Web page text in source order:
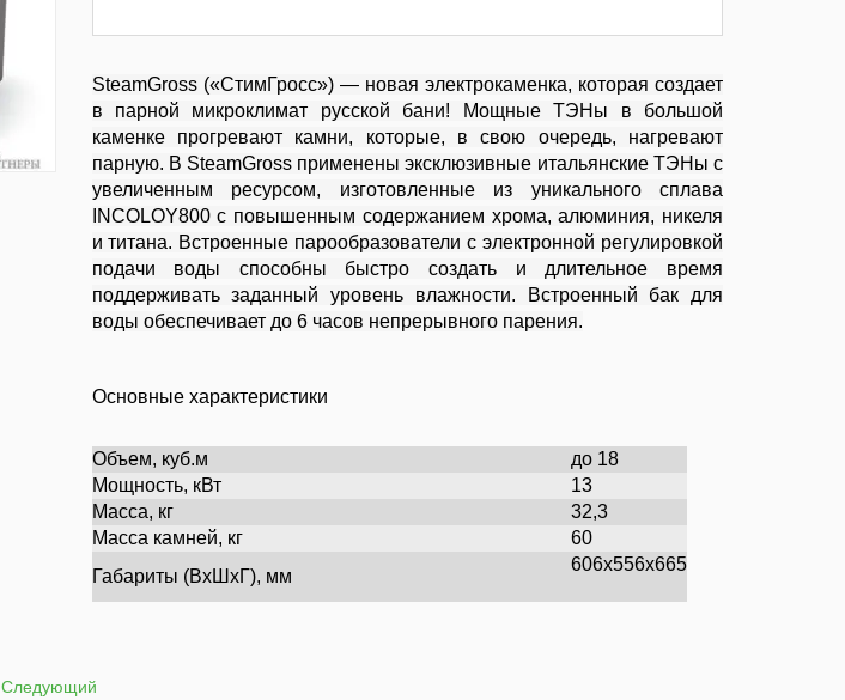
SteamGross («СтимГросс») — новая электрокаменка, которая создает
в парной микроклимат русской бани! Мощные ТЭНы в большой
каменке прогревают камни, которые, в свою очередь, нагревают
парную. В SteamGross применены эксклюзивные итальянские ТЭНы с
увеличенным ресурсом, изготовленные из уникального сплава
INCOLOY800 с повышенным содержанием хрома, алюминия, никеля
и титана. Встроенные парообразователи с электронной регулировкой
подачи воды способны быстро создать и длительное время
поддерживать заданный уровень влажности. Встроенный бак для
воды обеспечивает до 6 часов непрерывного парения.
Основные характеристики
Объем, куб.м
до 18
Мощность, кВт
13
Масса, кг
32,3
Масса камней, кг
60
Габариты (ВхШхГ), мм
606х556х665
Следующий